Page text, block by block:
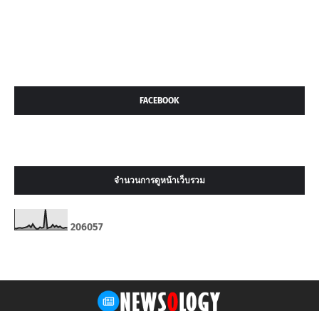
FACEBOOK
จำนวนการดูหน้าเว็บรวม
206057